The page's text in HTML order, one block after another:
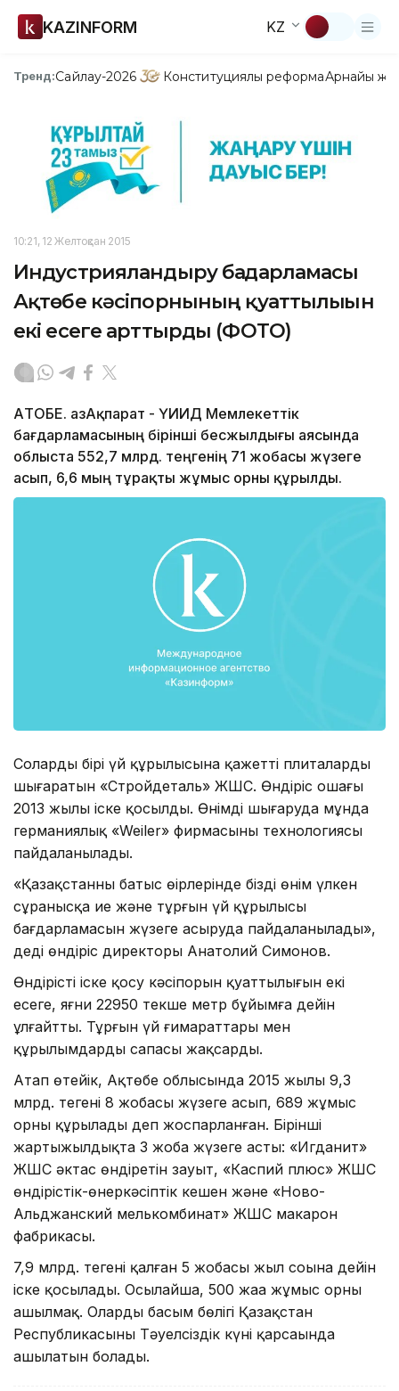
KAZINFORM KZ
Тренд:Сайлау-2026 Конституциялық реформаАрнайы
10:21, 12 Желтоқсан 2015
Индустрияландыру бағдарламасы
Ақтөбе кәсіпорнының қуаттылығын
екі есеге арттырды (ФОТО)
АҚТОБЕ. ҚазАқпарат - ҮИИД Мемлекеттік
бағдарламасының бірінші бесжылдығы аясында
облыста 552,7 млрд. теңгенің 71 жобасы жүзеге
асып, 6,6 мың тұрақты жұмыс орны құрылды.
Солардың бірі үй құрылысына қажетті плиталарды
шығаратын «Стройдеталь» ЖШС. Өндіріс ошағы
2013 жылы іске қосылды. Өнімді шығаруда мұнда
германиялық «Weiler» фирмасының технологиясы
пайдаланылады.
«Қазақстанның батыс өңірлерінде біздің өнім үлкен
сұранысқа ие және тұрғын үй құрылысы
бағдарламасын жүзеге асыруда пайдаланылады»,
деді өндіріс директоры Анатолий Симонов.
Өндірісті іске қосу кәсіпорын қуаттылығын екі
есеге, яғни 22950 текше метр бұйымға дейін
ұлғайтты. Тұрғын үй ғимараттары мен
құрылымдардың сапасы жақсарды.
Атап өтейік, Ақтөбе облысында 2015 жылы 9,3
млрд. теңгенің 8 жобасы жүзеге асып, 689 жұмыс
орны құрылады деп жоспарланған. Бірінші
жартыжылдықта 3 жоба жүзеге асты: «Игданит»
ЖШС әктас өндіретін зауыт, «Каспий плюс» ЖШС
өндірістік-өнеркәсіптік кешен және «Ново-
Альджанский мелькомбинат» ЖШС макарон
фабрикасы.
7,9 млрд. теңгенің қалған 5 жобасы жыл соңына дейін
іске қосылады. Осылайша, 500 жаңа жұмыс орны
ашылмақ. Олардың басым бөлігі Қазақстан
Республикасының Тәуелсіздік күні қарсаңында
ашылатын болады.